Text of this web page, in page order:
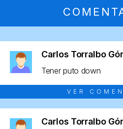
Carlos Torralbo
Tener puto down
VER
Carlos Torralbo